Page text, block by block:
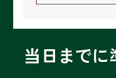
当日までに